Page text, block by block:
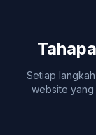
Setiap
website yang